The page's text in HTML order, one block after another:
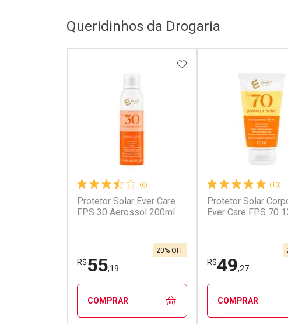
Laboratório
Ativar Desconto
Por R$ 56,15/cada
Por Menos
Por R$ 56,15/cada
Laboratório
Ativar Desconto
Por R$ 295,90/
Por Menos
Por R$ 295,90/
Queridinhos da Drogaria
(6)
Protetor Solar Ever Care
FPS 30 Aerossol 200ml
R$55,19
20% OFF
ADICIONAR AOS
COMPRAR
(10)
Protetor Solar
Ever Care FPS 70
R$49,27
COMPRAR